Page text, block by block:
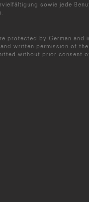
sowie jede
protected by German and
written permission of the
without prior consent